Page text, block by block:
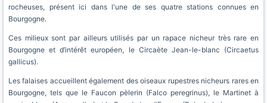
rocheuses, présent ici dans l'une de ses quatre stations connues en
Bourgogne.
Ces milieux sont par ailleurs utilisés par un rapace nicheur très rare en
Bourgogne et d’intérêt européen, le Circaète Jean-le-blanc (Circaetus
gallicus).
Les falaises accueillent également des oiseaux rupestres nicheurs rares en
Bourgogne, tels que le Faucon pèlerin (Falco peregrinus), le Martinet à